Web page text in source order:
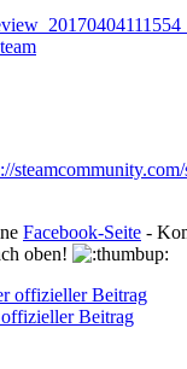
Facebook-Seite -
oben!
offizieller Beitrag
Beitrag